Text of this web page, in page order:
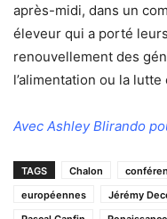
après-midi, dans un
éleveur qui a porté
renouvellement des
l’alimentation ou la lutte
Avec Ashley Blirando
TAGS Chalon
européennes
Jérémy